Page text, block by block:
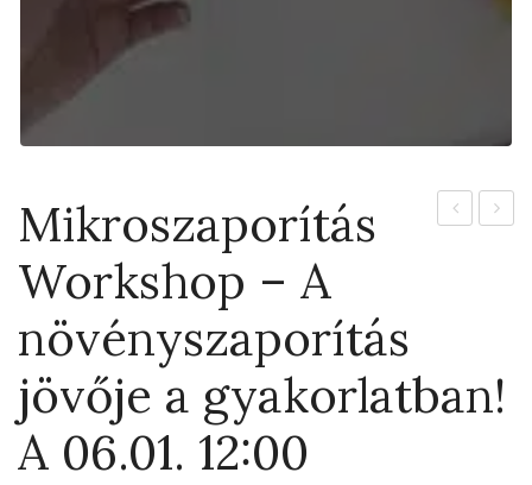
Mikroszaporítás
Workshop – A
növényszaporítás
jövője a gyakorlatban!
A 06.01. 12:00